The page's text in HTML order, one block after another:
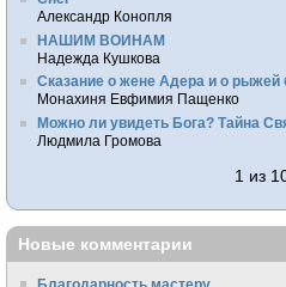
Александр Конопля
НАШИМ ВОИНАМ
Надежда Кушкова
Сказание о жене Адера и о рыжей
Монахиня Евфимия Пащенко
Можно ли увидеть Бога? Тайна
Людмила Громова
1 из
Новые комментарии
Благодарность мастеру